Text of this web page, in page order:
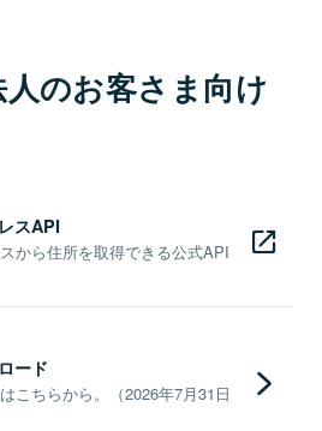
のお客さま向け
スAPI
から住所を取得できる公式API
ード
こちらから。（2026年7月31日